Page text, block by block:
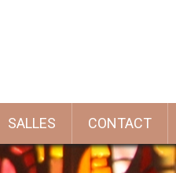
SALLES CONTACT